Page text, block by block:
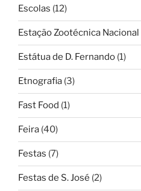
Escolas (12)
Estação Zootécnica Nacional
Estátua de D. Fernando (1)
Etnografia (3)
Fast Food (1)
Feira (40)
Festas (7)
Festas de S. José (2)